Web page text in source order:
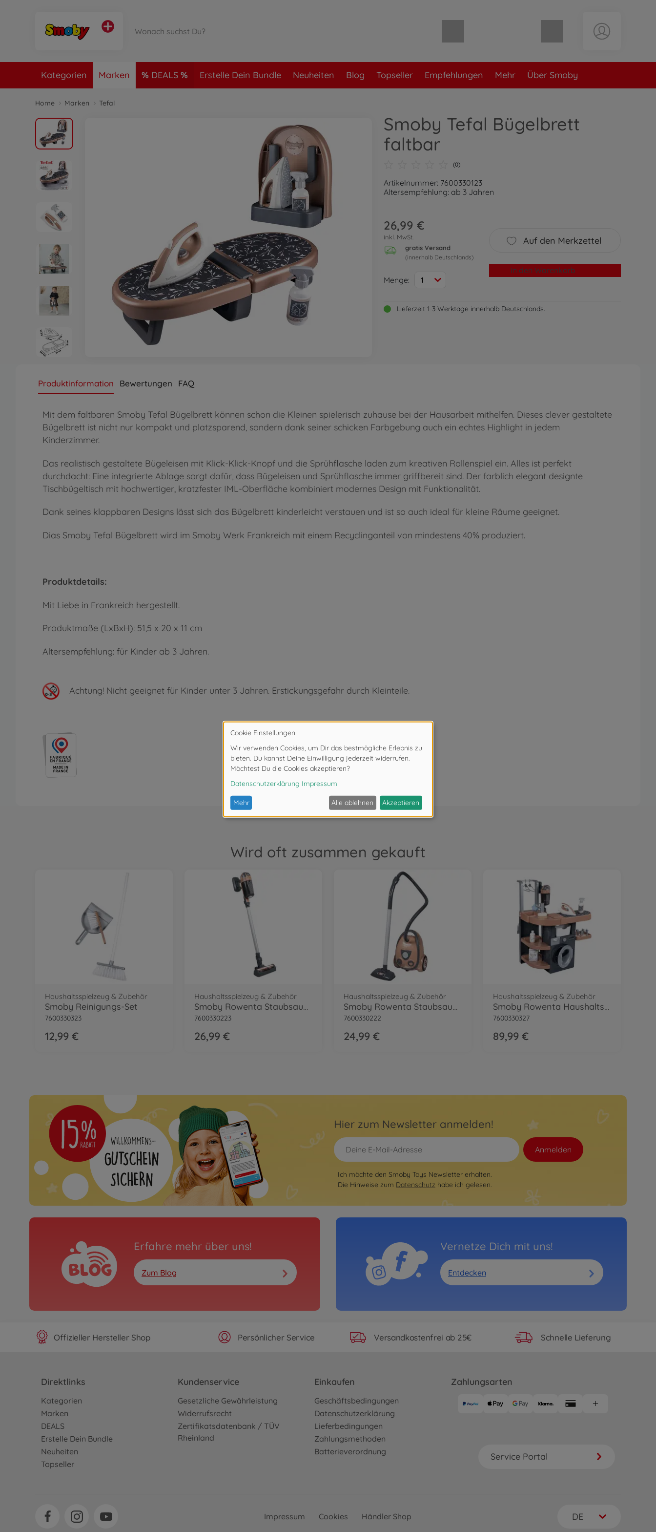
Warenkorb leer
Kategorien Marken DEALS Erstelle Dein Bundle Neuheiten Blog Topseller Empfehlungen Mehr Über Smoby
Home Marken Tefal
Smoby Tefal Bügelbrett
faltbar
(0)
Artikelnummer: 7600330123
Altersempfehlung: ab 3 Jahren
26,99 €
inkl. MwSt.
gratis Versand
(innerhalb Deutschlands)
Menge: 1
Auf den Merkzettel
In den Warenkorb
Lieferzeit 1-3 Werktage innerhalb Deutschlands.
Produktinformation Bewertungen FAQ
Mit dem faltbaren Smoby Tefal Bügelbrett können schon die Kleinen spielerisch zuhause bei der Hausarbeit mithelfen. Dieses clever gestaltete
Bügelbrett ist nicht nur kompakt und platzsparend, sondern dank seiner schicken Farbgebung auch ein echtes Highlight in jedem
Kinderzimmer.
Das realistisch gestaltete Bügeleisen mit Klick-Klick-Knopf und die Sprühflasche laden zum kreativen Rollenspiel ein. Alles ist perfekt
durchdacht: Eine integrierte Ablage sorgt dafür, dass Bügeleisen und Sprühflasche immer griffbereit sind. Der farblich elegant designte
Tischbügeltisch mit hochwertiger, kratzfester IML-Oberfläche kombiniert modernes Design mit Funktionalität.
Dank seines klappbaren Designs lässt sich das Bügelbrett kinderleicht verstauen und ist so auch ideal für kleine Räume geeignet.
Dias Smoby Tefal Bügelbrett wird im Smoby Werk Frankreich mit einem Recyclinganteil von mindestens 40% produziert.
Produktdetails:
Mit Liebe in Frankreich hergestellt.
Produktmaße (LxBxH): 51,5 x 20 x 11 cm
Altersempfehlung: für Kinder ab 3 Jahren.
Achtung! Nicht geeignet für Kinder unter 3 Jahren. Erstickungsgefahr durch Kleinteile.
Wird oft zusammen gekauft
Haushaltsspielzeug & Zubehör
Smoby Reinigungs-Set
7600330323
12,99 €
Haushaltsspielzeug & Zubehör
Smoby Rowenta Staubsauger X Force Flex
7600330223
26,99 €
Haushaltsspielzeug & Zubehör
Smoby Rowenta Staubsauger
7600330222
24,99 €
Haushaltsspielzeug & Zubehör
Smoby Rowenta Haushalts-Set Waschsalon
7600330327
89,99 €
Hier zum Newsletter anmelden!
Anmelden
Ich möchte den Smoby Toys Newsletter erhalten.
Die Hinweise zum Datenschutz habe ich gelesen.
Erfahre mehr über uns!
Zum Blog
Vernetze Dich mit uns!
Entdecken
Offizieller Hersteller Shop Persönlicher Service Versandkostenfrei ab 25€ Schnelle Lieferung
Direktlinks
Kategorien
Marken
DEALS
Erstelle Dein Bundle
Neuheiten
Topseller
Kundenservice
Gesetzliche Gewährleistung
Widerrufsrecht
Zertifikatsdatenbank / TÜV
Rheinland
Einkaufen
Geschäftsbedingungen
Datenschutzerklärung
Lieferbedingungen
Zahlungsmethoden
Batterieverordnung
Zahlungsarten
Service Portal
Impressum Cookies Händler Shop DE